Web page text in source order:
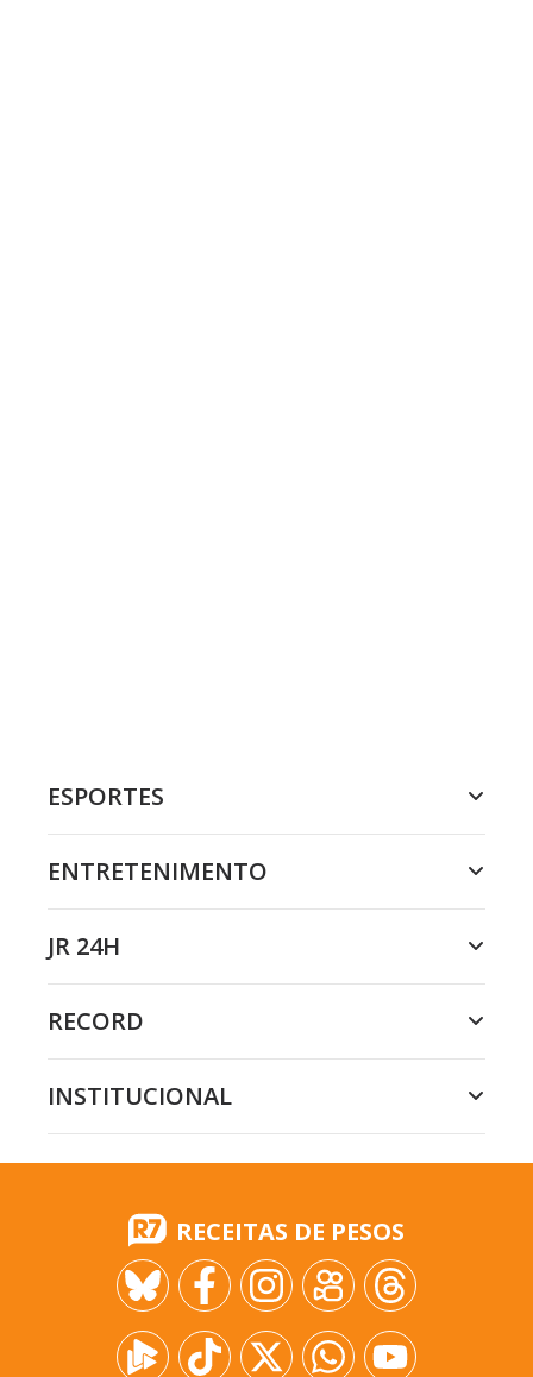
ESPORTES
ENTRETENIMENTO
JR 24H
RECORD
INSTITUCIONAL
RECEITAS DE PESOS